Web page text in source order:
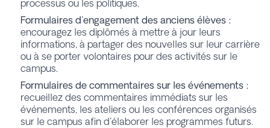
processus ou les politiques.
Formulaires d'engagement des anciens élèves :
encouragez les diplômés à mettre à jour leurs
informations, à partager des nouvelles sur leur carrière
ou à se porter volontaires pour des activités sur le
campus.
Formulaires de commentaires sur les événements :
recueillez des commentaires immédiats sur les
événements, les ateliers ou les conférences organisés
sur le campus afin d'élaborer les programmes futurs.